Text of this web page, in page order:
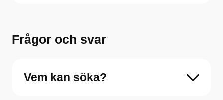
Frågor och svar
Vem kan söka?